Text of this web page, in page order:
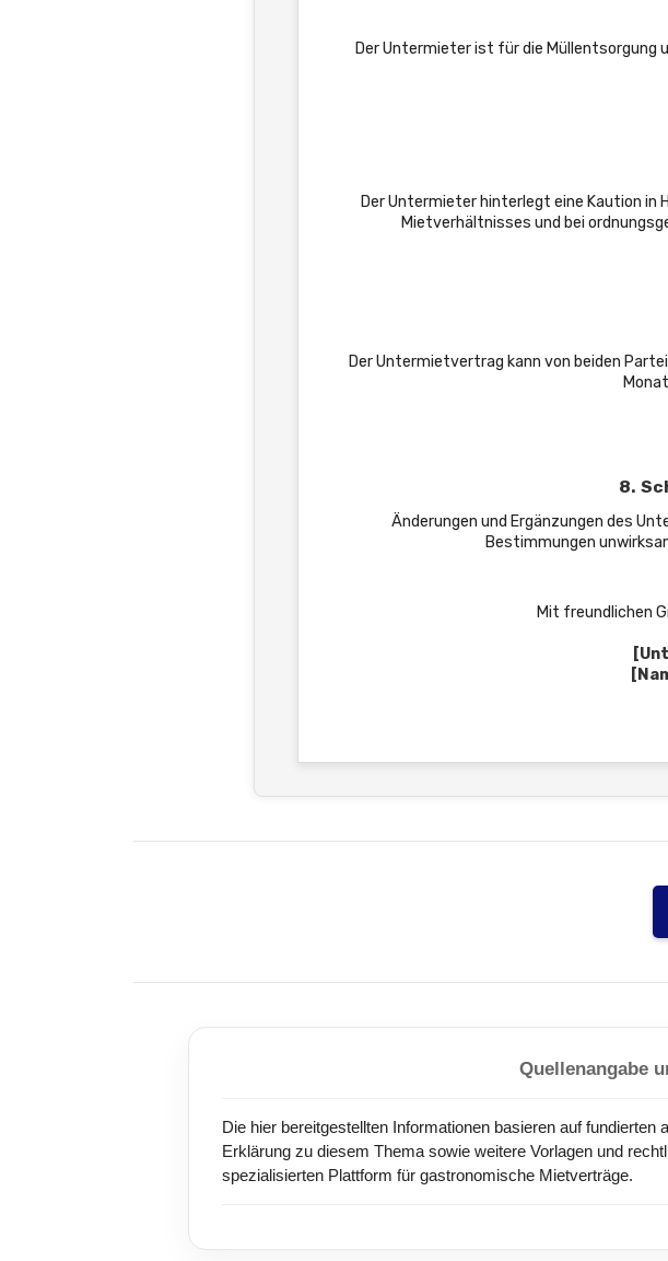
Der Untermieter ist für die Müllentsorgung
Der Untermieter hinterlegt eine Kaution in
Mietverhältnisses und bei
Der Untermietvertrag kann von beiden
8.
Änderungen und Ergänzungen des
Bestimmungen
Mit freundlichen
Quellenangabe
Die hier bereitgestellten Informationen basieren auf
Erklärung zu diesem Thema sowie weitere Vorlagen und
spezialisierten Plattform für gastronomische Mietverträge.